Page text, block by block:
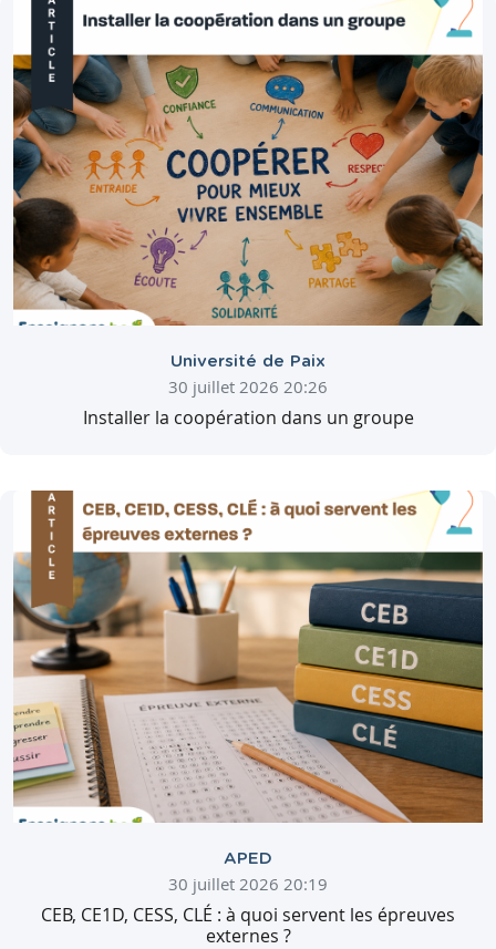
Université de Paix
30 juillet 2026 20:26
Installer la coopération dans un groupe
APED
30 juillet 2026 20:19
CEB, CE1D, CESS, CLÉ : à quoi servent les épreuves
externes ?